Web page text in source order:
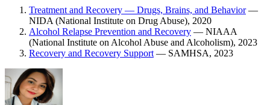
Treatment and Recovery — Drugs, Brains, and Behavior—
NIDA (National Institute on Drug Abuse), 2020
Alcohol Relapse Prevention and Recovery — NIAAA
(National Institute on Alcohol Abuse and Alcoholism), 2023
Recovery and Recovery Support — SAMHSA, 2023